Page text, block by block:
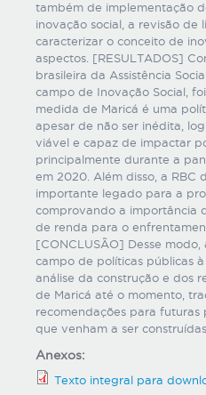
também de implementação
inovação social, a revisão de
caracterizar o conceito de
aspectos. [RESULTADOS]
brasileira da Assistência
campo de Inovação Social,
medida de Maricá é uma
apesar de não ser inédita,
viável e capaz de impactar
principalmente durante a
em 2020. Além disso, a RBC
importante legado para a
comprovando a importância
de renda para o
[CONCLUSÃO] Desse
campo de políticas públicas
análise da construção e dos
de Maricá até o momento,
recomendações para futuras
que venham a ser
Anexos:
Texto integral para